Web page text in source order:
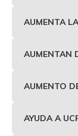
AUMENTA
AUMENTAN
AUMENTO
AYUDA A